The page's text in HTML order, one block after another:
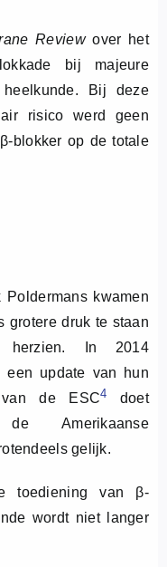
Reviewover het
bij majeure
heelkunde. Bij deze
risico werd geen
blokker op de totale
kwamen
grotere druk te staan
herzien. In 2014
een update van hun
de ESC4 doet
de Amerikaanse
gelijk.
toediening van β-
wordt niet langer